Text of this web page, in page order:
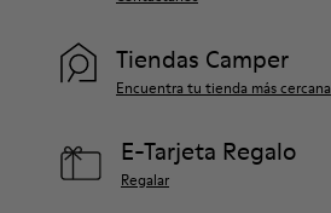
Tiendas Camper
Encuentra tu tienda más cercana
E-Tarjeta Regalo
Regalar